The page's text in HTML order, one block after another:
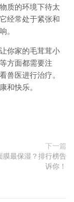
质的环境下待太
经常处于紧张和
。
你家的毛茸茸小
方面都需要注
兽医进行治疗。
和快乐。
下一篇
膜最保湿？排行榜告
诉你！